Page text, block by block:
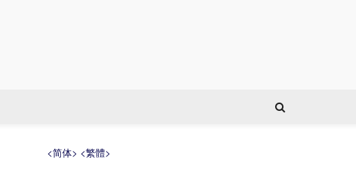
<简体> <繁體>